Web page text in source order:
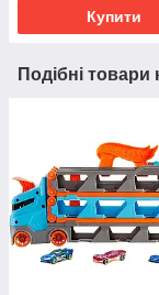
Купити
Подібні товари